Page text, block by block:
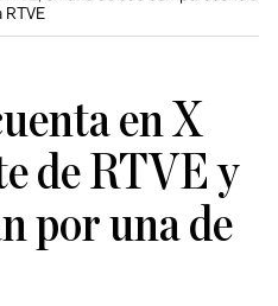
en X
de RTVE y
por una de